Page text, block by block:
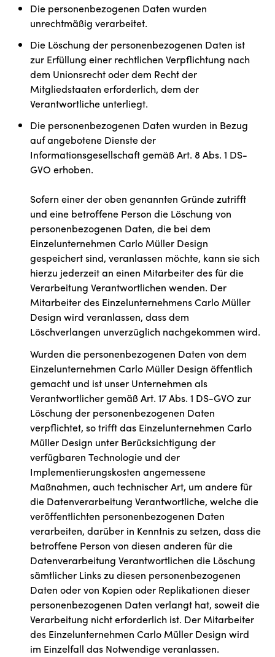
Die personenbezogenen Daten wurden
unrechtmäßig verarbeitet.
Die Löschung der personenbezogenen Daten ist
zur Erfüllung einer rechtlichen Verpflichtung nach
dem Unionsrecht oder dem Recht der
Mitgliedstaaten erforderlich, dem der
Verantwortliche unterliegt.
Die personenbezogenen Daten wurden in Bezug
auf angebotene Dienste der
Informationsgesellschaft gemäß Art. 8 Abs. 1 DS-
GVO erhoben.
Sofern einer der oben genannten Gründe zutrifft
und eine betroffene Person die Löschung von
personenbezogenen Daten, die bei dem
Einzelunternehmen Carlo Müller Design
gespeichert sind, veranlassen möchte, kann sie sich
hierzu jederzeit an einen Mitarbeiter des für die
Verarbeitung Verantwortlichen wenden. Der
Mitarbeiter des Einzelunternehmens Carlo Müller
Design wird veranlassen, dass dem
Löschverlangen unverzüglich nachgekommen wird.
Wurden die personenbezogenen Daten von dem
Einzelunternehmen Carlo Müller Design öffentlich
gemacht und ist unser Unternehmen als
Verantwortlicher gemäß Art. 17 Abs. 1 DS-GVO zur
Löschung der personenbezogenen Daten
verpflichtet, so trifft das Einzelunternehmen Carlo
Müller Design unter Berücksichtigung der
verfügbaren Technologie und der
Implementierungskosten angemessene
Maßnahmen, auch technischer Art, um andere für
die Datenverarbeitung Verantwortliche, welche die
veröffentlichten personenbezogenen Daten
verarbeiten, darüber in Kenntnis zu setzen, dass die
betroffene Person von diesen anderen für die
Datenverarbeitung Verantwortlichen die Löschung
sämtlicher Links zu diesen personenbezogenen
Daten oder von Kopien oder Replikationen dieser
personenbezogenen Daten verlangt hat, soweit die
Verarbeitung nicht erforderlich ist. Der Mitarbeiter
des Einzelunternehmen Carlo Müller Design wird
im Einzelfall das Notwendige veranlassen.